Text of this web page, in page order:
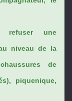
refuser une
niveau de la
de
piquenique,